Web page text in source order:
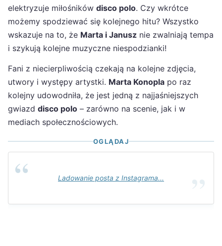
elektryzuje miłośników disco polo. Czy wkrótce
możemy spodziewać się kolejnego hitu? Wszystko
wskazuje na to, że Marta i Janusz nie zwalniają tempa
i szykują kolejne muzyczne niespodzianki!
Fani z niecierpliwością czekają na kolejne zdjęcia,
utwory i występy artystki. Marta Konopla po raz
kolejny udowodniła, że jest jedną z najjaśniejszych
gwiazd disco polo – zarówno na scenie, jak i w
mediach społecznościowych.
OGLĄDAJ
Ladowanie posta z Instagrama...